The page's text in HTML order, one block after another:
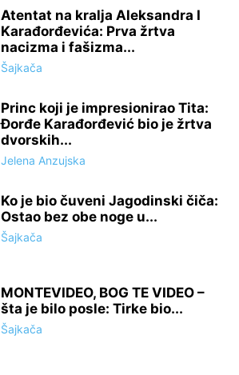
Atentat na kralja Aleksandra I
Karađorđevića: Prva žrtva
nacizma i fašizma...
Šajkača
Princ koji je impresionirao Tita:
Đorđe Karađorđević bio je žrtva
dvorskih...
Jelena Anzujska
Ko je bio čuveni Jagodinski čiča:
Ostao bez obe noge u...
Šajkača
MONTEVIDEO, BOG TE VIDEO –
šta je bilo posle: Tirke bio...
Šajkača